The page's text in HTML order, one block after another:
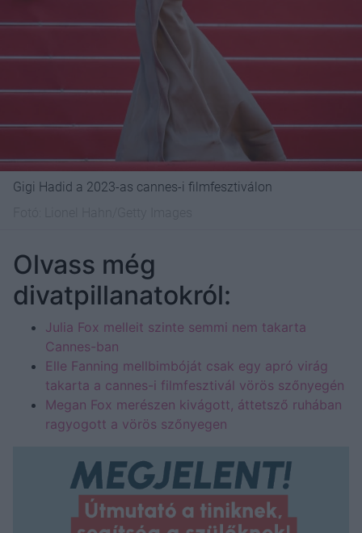
Gigi Hadid a 2023-as cannes-i filmfesztiválon
Olvass még
divatpillanatokról:
Julia Fox melleit szinte semmi nem takarta
Cannes-ban
Elle Fanning mellbimbóját csak egy apró virág
takarta a cannes-i filmfesztivál vörös szőnyegén
Megan Fox merészen kivágott, áttetsző ruhában
ragyogott a vörös szőnyegen